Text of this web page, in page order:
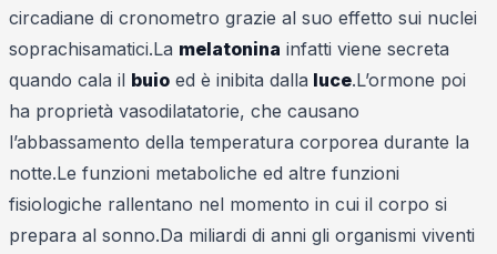
circadiane di cronometro grazie al suo effetto sui nuclei
soprachisamatici.La melatonina infatti viene secreta
quando cala il buio ed è inibita dalla luce.L’ormone poi
ha proprietà vasodilatatorie, che causano
l’abbassamento della temperatura corporea durante la
notte.Le funzioni metaboliche ed altre funzioni
fisiologiche rallentano nel momento in cui il corpo si
prepara al sonno.Da miliardi di anni gli organismi viventi